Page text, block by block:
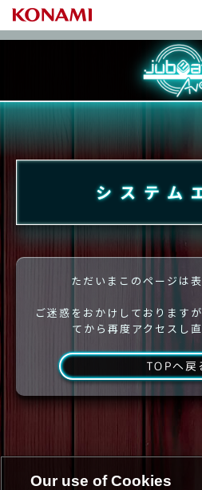
システム
ただいまこのページは
ご迷惑をおかけしております
てから再度アクセスし
TOPへ戻
Our use of Cookies